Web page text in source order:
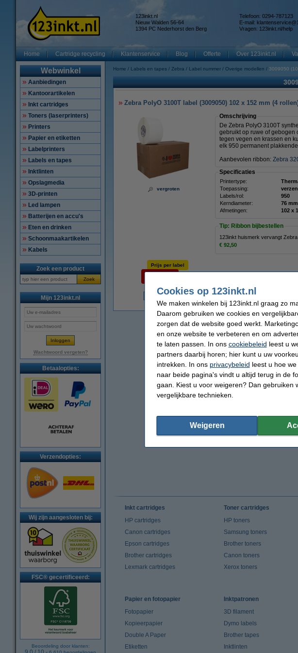
123inkt.nl
Nieuw Walden 56-64
1394 PC Nederhorst den Berg
Telefoon: 0294-787123
E-mail:
Vragen: 123inkt.nl/help
Home Cartridge recycling Klantenservice Blog Offerte Over 123inkt.nl
Webwinkel
Aanbiedingen
Kantoorartikelen
Inkt cartridges
Toners (laserprinters)
Printers
Papier en etiketten
Labelprinters
Labels en tapes
Inktlinten
Opslagmedia
3D-printen
Led lampen
Batterijen en accu's
Eten en drinken
Schoonmaakartikelen
Kabels
Zoek een product
Zoek
Mijn 123inkt.nl
Wachtwoord vergeten?
Betaalopties:
Verzendopties:
Wij zijn aangesloten bij:
FSC® gecertificeerd:
Beoordeling door klanten:
Home Labels en tapes Zebra Label nummer Overige modellen 3009050
Zebra PolyO 3100T label (3009050) 102 x 152 mm (4
vergroten
Omschrijving
De Zebra PolyO 3100T
gebruikt op ruwe of gebogen
tegen vegen en krassen en
elk 950 permanent
Aanbevolen ribbon: Zebra
Specificaties
Printertype:
Toepassing:
Labels/rol:
950
Kerndiameter:
76 mm
Afmetingen:
Tip: Ribbon bijbestellen
123inkt huismerk vervangt
€ 92,50
Prijs per label
€ 227,50
€ 188,02 excl. 21% btw
Inkt cartridges
HP cartridges
Canon cartridges
Epson cartridges
Brother cartridges
Lexmark cartridges
Toner cartridges
HP toners
Samsung toners
Brother toners
Canon toners
Xerox toners
Papier en fotopapier
Fotopapier
Kopieerpapier
Double A Paper
Etiketten
Inktpatronen
3D filament
Dymo labels
Brother tapes
Inktlinten
Cookies op 123inkt.nl
We maken winkelen bij 123inkt.nl graag zo
Daarom gebruiken we cookies en
zorgen dat de website goed werkt.
en onze website te verbeteren en om
te laten passen. In ons cookiebeleid leest u
partners daarbij horen; hier kunt u uw
intrekken. In ons privacybeleid leest u hoe
naar beide pagina's vindt u altijd terug in de
gaan. Kiest u voor weigeren? Dan gebruiken
vergelijkbare technieken.
Weigeren